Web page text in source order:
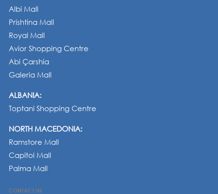
Albi Mall
Prishtina Mall
Royal Mall
Avior Shopping Centre
Abi Çarshia
Galeria Mall
ALBANIA:
Toptani Shopping Centre
NORTH MACEDONIA:
Ramstore Mall
Capitol Mall
Palma Mall
CONTACT US